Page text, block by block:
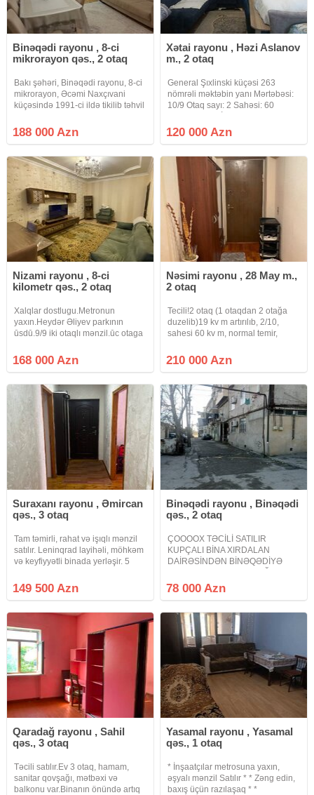
Binəqədi rayonu , 8-ci
mikrorayon qəs., 2 otaq
Bakı şəhəri, Binəqədi rayonu, 8-ci
mikrorayon, Əcəmi Naxçıvani
küçəsində 1991-ci ildə tikilib təhvil
bloklu 12 mərtəbəli binanin 8-ci
mərtəbəsində yenicə təmir
188 000 Azn
Xətai rayonu , Həzi Aslanov
m., 2 otaq
General Şıxlinski küçəsi 263
nömrəli məktəbin yanı Mərtəbəsi:
10/9 Otaq sayı: 2 Sahəsi: 60
girişdə Mənzilin hər iki tərəfə
Eyvanı ( balkon) var Sənəd Çıxarış
120 000 Azn
Nizami rayonu , 8-ci
kilometr qəs., 2 otaq
Xalqlar dostlugu.Metronun
yaxın.Heydər Əliyev parkının
ūsdū.9/9 iki otaqlı mənzil.ūc otaga
168 000 Azn
Nəsimi rayonu , 28 May m.,
2 otaq
Tecili!2 otaq (1 otaqdan 2 otağa
duzelib)19 kv m artırılıb, 2/10,
sahesi 60 kv m, normal temir,
blok, metbex 10kv m, hamam
kafelde, alıb icareye vermek olar
210 000 Azn
Suraxanı rayonu , Əmircan
qəs., 3 otaq
Tam təmirli, rahat və işıqlı mənzil
satılır. Leninqrad layihəli, möhkəm
və keyfiyyətli binada yerləşir. 5
1-ci blok. 35 nömrəli avtobus
dayanacağına cəmi 5 addım
149 500 Azn
Binəqədi rayonu , Binəqədi
qəs., 2 otaq
ÇOOOOX TƏCİLİ SATILIR
KUPÇALI BİNA XIRDALAN
DAİRƏSİNDƏN BİNƏQƏDİYƏ
KÖHNƏ TİKİLİ BİNADA MƏNZİL
Xırdalan dairəsindən Binəqədiyə
Abbas küçəsi döngə 1 ünvanında
köhnə
78 000 Azn
Qaradağ rayonu , Sahil
qəs., 3 otaq
Təcili satılır.Ev 3 otaq, hamam,
sanitar qovşağı, mətbəxi və
balkonu var.Binanın önündə artıq
Yasamal rayonu , Yasamal
qəs., 1 otaq
* İnşaatçılar metrosuna yaxın,
əşyalı mənzil Satılır * * Zəng edin,
baxış üçün razılaşaq * *